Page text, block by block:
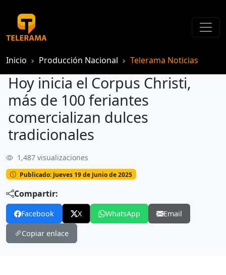
Inicio Producción Nacional Telerama Noticias
Hoy inicia el Corpus Christi,
más de 100 feriantes
comercializan dulces
tradicionales
1,487 visualizaciones
Publicado: Jueves 19 de Junio de 2025
Compartir:
Facebook X WhatsApp Email
Copiar enlace